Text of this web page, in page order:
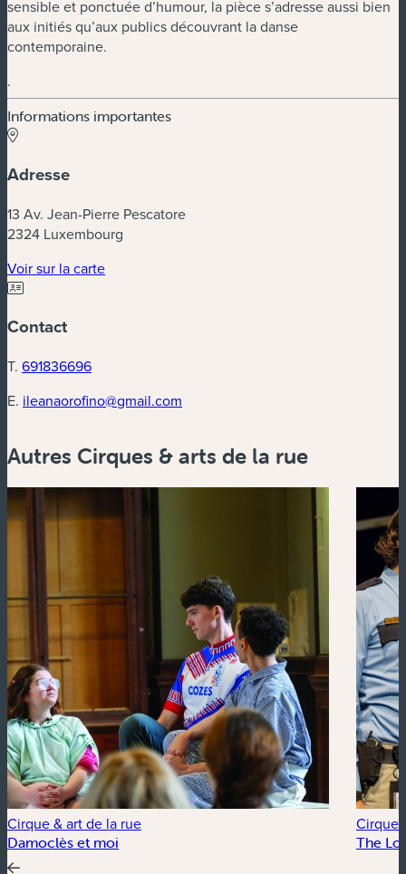
sensible et ponctuée d’humour, la pièce s’adresse aussi bien
aux initiés qu’aux publics découvrant la danse
contemporaine.
.
Informations importantes
Adresse
13 Av. Jean-Pierre Pescatore
2324 Luxembourg
Voir sur la carte(nouvelle fenêtre)
Contact
T. 691836696
E. ileanaorofino@gmail.com
Autres Cirques & arts de la rue
Cirque & art de la rue
Damoclès et moi
Cirque
The